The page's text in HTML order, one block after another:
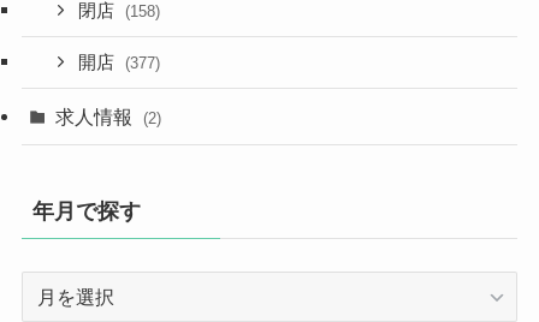
閉店 (158)
開店 (377)
求人情報 (2)
年月で探す